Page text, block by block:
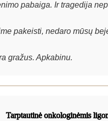
pabaiga. Ir tragedija
pakeisti, nedaro mūsų
gražus. Apkabinu.
Tarptautinė onkologinėmis